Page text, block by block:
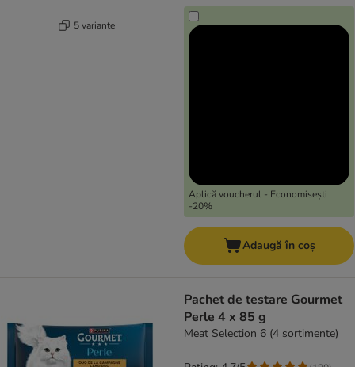
5 variante
Aplică voucherul - Economisești
-20%
Adaugă în coș
Pachet de testare Gourmet
Perle 4 x 85 g
Meat Selection 6 (4 sortimente)